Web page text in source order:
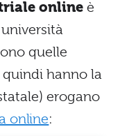
online è
quelle
hanno la
erogano
online: